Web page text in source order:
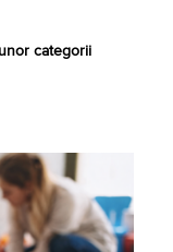
categorii